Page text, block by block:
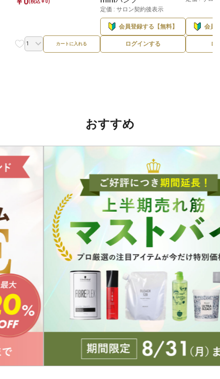
(税込￥0)
カートに入れる
定価 : サロン契約後表示
会員登録する【無料】
ログインする
会員
ロ
おすすめ